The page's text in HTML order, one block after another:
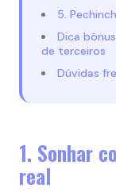
5.
Dica
de terceiros
Dúvidas
1. Sonhar
real